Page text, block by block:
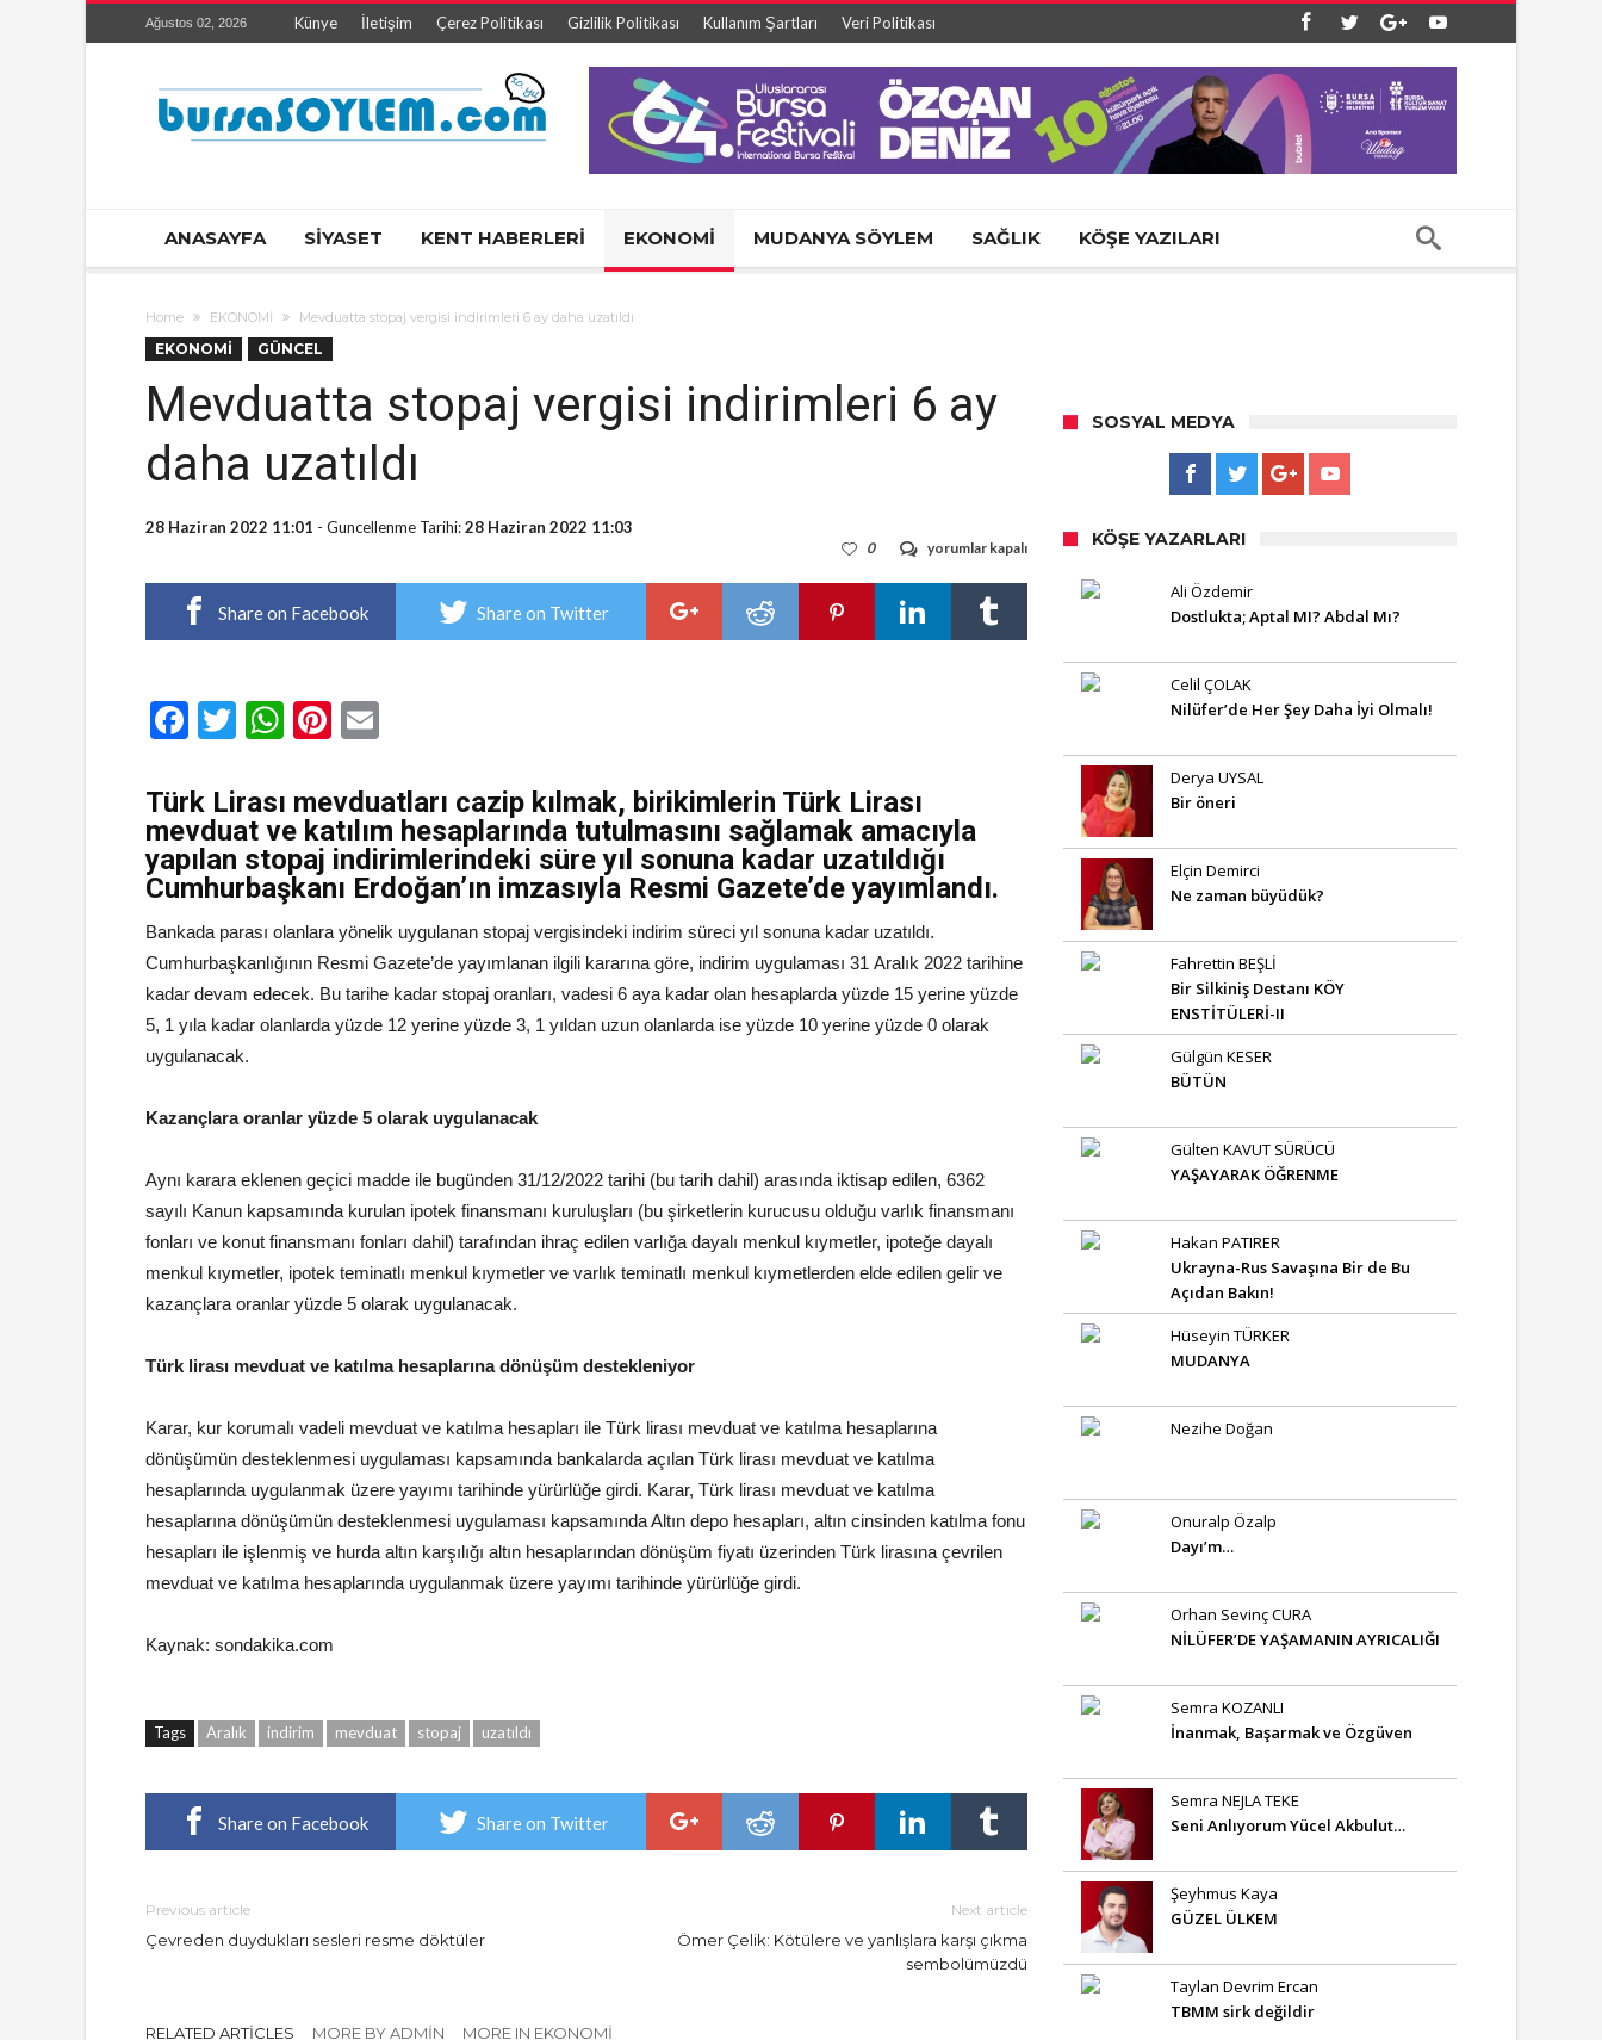
Ağustos 02, 2026 Künye İletişim Çerez Politikası Gizlilik Politikası Kullanım Şartları Veri Politikası
ANASAYFA SİYASET KENT HABERLERİ EKONOMİ MUDANYA SÖYLEM SAĞLIK KÖŞE YAZILARI
Home EKONOMİ Mevduatta stopaj vergisi indirimleri 6 ay daha uzatıldı
EKONOMİ GÜNCEL
Mevduatta stopaj vergisi indirimleri 6 ay
daha uzatıldı
28 Haziran 2022 11:01 - Guncellenme Tarihi:28 Haziran 2022 11:03
Mevduatta
vergisi
indirimleri
6
ay
yorumlar kapalı
0
Share on Facebook Share on Twitter
Facebook
TwitterWhatsApp
Pinterest
Türk Lirası mevduatları cazip kılmak, birikimlerin Türk Lirası
mevduat ve katılım hesaplarında tutulmasını sağlamak amacıyla
yapılan stopaj indirimlerindeki süre yıl sonuna kadar uzatıldığı
Cumhurbaşkanı Erdoğan’ın imzasıyla Resmi Gazete’de yayımlandı.
Bankada parası olanlara yönelik uygulanan stopaj vergisindeki indirim süreci yıl sonuna kadar uzatıldı.
Cumhurbaşkanlığının Resmi Gazete’de yayımlanan ilgili kararına göre, indirim uygulaması 31 Aralık 2022 tarihine
kadar devam edecek. Bu tarihe kadar stopaj oranları, vadesi 6 aya kadar olan hesaplarda yüzde 15 yerine yüzde
5, 1 yıla kadar olanlarda yüzde 12 yerine yüzde 3, 1 yıldan uzun olanlarda ise yüzde 10 yerine yüzde 0 olarak
uygulanacak.
Kazançlara oranlar yüzde 5 olarak uygulanacak
Aynı karara eklenen geçici madde ile bugünden 31/12/2022 tarihi (bu tarih dahil) arasında iktisap edilen, 6362
sayılı Kanun kapsamında kurulan ipotek finansmanı kuruluşları (bu şirketlerin kurucusu olduğu varlık finansmanı
fonları ve konut finansmanı fonları dahil) tarafından ihraç edilen varlığa dayalı menkul kıymetler, ipoteğe dayalı
menkul kıymetler, ipotek teminatlı menkul kıymetler ve varlık teminatlı menkul kıymetlerden elde edilen gelir ve
kazançlara oranlar yüzde 5 olarak uygulanacak.
Türk lirası mevduat ve katılma hesaplarına dönüşüm destekleniyor
Karar, kur korumalı vadeli mevduat ve katılma hesapları ile Türk lirası mevduat ve katılma hesaplarına
dönüşümün desteklenmesi uygulaması kapsamında bankalarda açılan Türk lirası mevduat ve katılma
hesaplarında uygulanmak üzere yayımı tarihinde yürürlüğe girdi. Karar, Türk lirası mevduat ve katılma
hesaplarına dönüşümün desteklenmesi uygulaması kapsamında Altın depo hesapları, altın cinsinden katılma fonu
hesapları ile işlenmiş ve hurda altın karşılığı altın hesaplarından dönüşüm fiyatı üzerinden Türk lirasına çevrilen
mevduat ve katılma hesaplarında uygulanmak üzere yayımı tarihinde yürürlüğe girdi.
Kaynak: sondakika.com
Tags Aralık indirim mevduat stopaj uzatıldı
Share on Facebook Share on Twitter
Previous article
Çevreden duydukları sesleri resme döktüler
Next article
Ömer Çelik: Kötülere ve yanlışlara karşı çıkma
sembolümüzdü
RELATED ARTICLES MORE BY ADMIN MORE IN EKONOMİ
SOSYAL MEDYA
KÖŞE YAZARLARI
Ali Özdemir
Dostlukta; Aptal MI? Abdal Mı?
Celil ÇOLAK
Nilüfer’de Her Şey Daha İyi Olmalı!
Derya UYSAL
Bir öneri
Elçin Demirci
Ne zaman büyüdük?
Fahrettin BEŞLİ
Bir Silkiniş Destanı KÖY
ENSTİTÜLERİ-II
Gülgün KESER
BÜTÜN
Gülten KAVUT SÜRÜCÜ
YAŞAYARAK ÖĞRENME
Hakan PATIRER
Ukrayna-Rus Savaşına Bir de Bu
Açıdan Bakın!
Hüseyin TÜRKER
MUDANYA
Nezihe Doğan
Onuralp Özalp
Dayı’m…
Orhan Sevinç CURA
NİLÜFER’DE YAŞAMANIN AYRICALIĞI
Semra KOZANLI
İnanmak, Başarmak ve Özgüven
Semra NEJLA TEKE
Seni Anlıyorum Yücel Akbulut…
Şeyhmus Kaya
GÜZEL ÜLKEM
Taylan Devrim Ercan
TBMM sirk değildir